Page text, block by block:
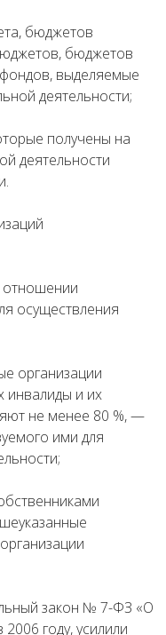
бюджетов
бюджетов
выделяемые
деятельности;
получены на
деятельности
осуществления
организации
инвалиды и их
не менее 80 %, —
ими для
закон № 7-ФЗ «О
году, усилили